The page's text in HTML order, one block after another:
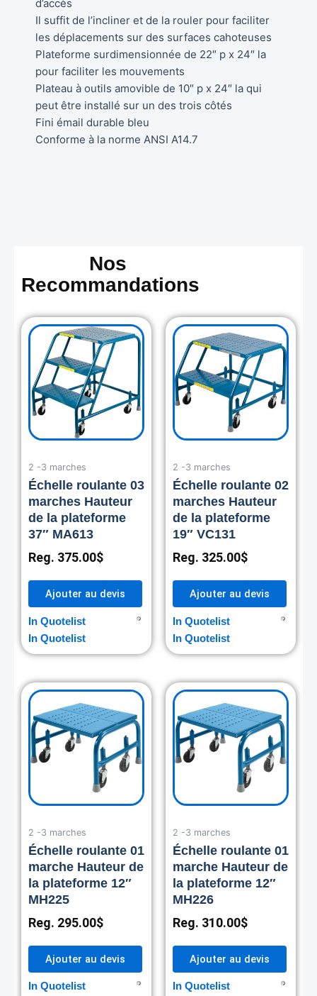
d’accès
Il suffit de l’incliner et de la rouler pour faciliter
les déplacements sur des surfaces cahoteuses
Plateforme surdimensionnée de 22″ p x 24″ la
pour faciliter les mouvements
Plateau à outils amovible de 10″ p x 24″ la qui
peut être installé sur un des trois côtés
Fini émail durable bleu
Conforme à la norme ANSI A14.7
Nos
Recommandations
2 -3 marches
Échelle roulante 03
marches Hauteur
de la plateforme
37″ MA613
Reg. 375.00$
Ajouter au devis
In Quotelist
In Quotelist
2 -3 marches
Échelle roulante 02
marches Hauteur
de la plateforme
19″ VC131
Reg. 325.00$
Ajouter au devis
In Quotelist
In Quotelist
2 -3 marches
Échelle roulante 01
marche Hauteur de
la plateforme 12″
MH225
Reg. 295.00$
Ajouter au devis
In Quotelist
2 -3 marches
Échelle roulante 01
marche Hauteur de
la plateforme 12″
MH226
Reg. 310.00$
Ajouter au devis
In Quotelist